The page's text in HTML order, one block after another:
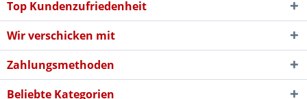
Top Kundenzufriedenheit
Wir verschicken mit
Zahlungsmethoden
Beliebte Kategorien